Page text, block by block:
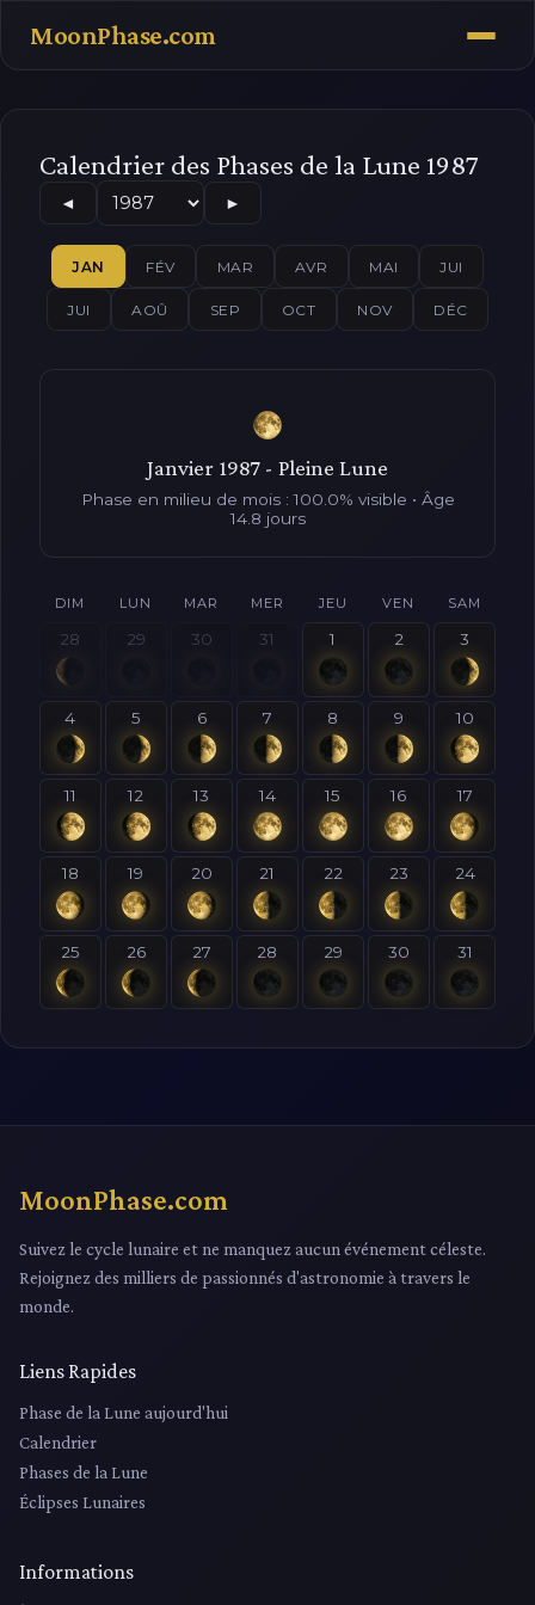
MoonPhase.com
Calendrier des Phases de la Lune 1987
◄ ►
JAN FÉV MAR AVR MAI JUI
JUI AOÛ SEP OCT NOV DÉC
Janvier 1987 - Pleine Lune
Phase en milieu de mois : 100.0% visible • Âge
14.8 jours
DIM LUN MAR MER JEU VEN SAM
28 29 30 31 1 2 3
4 5 6 7 8 9 10
11 12 13 14 15 16 17
18 19 20 21 22 23 24
25 26 27 28 29 30 31
MoonPhase.com
Suivez le cycle lunaire et ne manquez aucun événement céleste.
Rejoignez des milliers de passionnés d'astronomie à travers le
monde.
Liens Rapides
Phase de la Lune aujourd'hui
Calendrier
Phases de la Lune
Éclipses Lunaires
Informations